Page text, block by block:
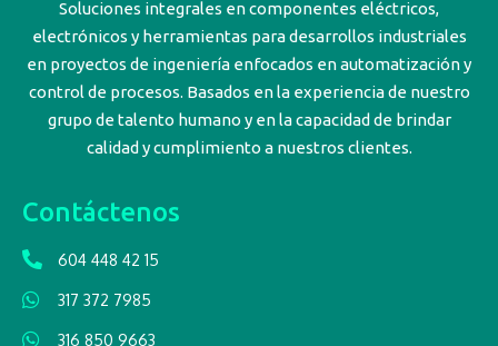
Soluciones integrales en componentes eléctricos,
electrónicos y herramientas para desarrollos industriales
en proyectos de ingeniería enfocados en automatización y
control de procesos. Basados en la experiencia de nuestro
grupo de talento humano y en la capacidad de brindar
calidad y cumplimiento a nuestros clientes.
Contáctenos
604 448 42 15
317 372 7985
316 850 9663